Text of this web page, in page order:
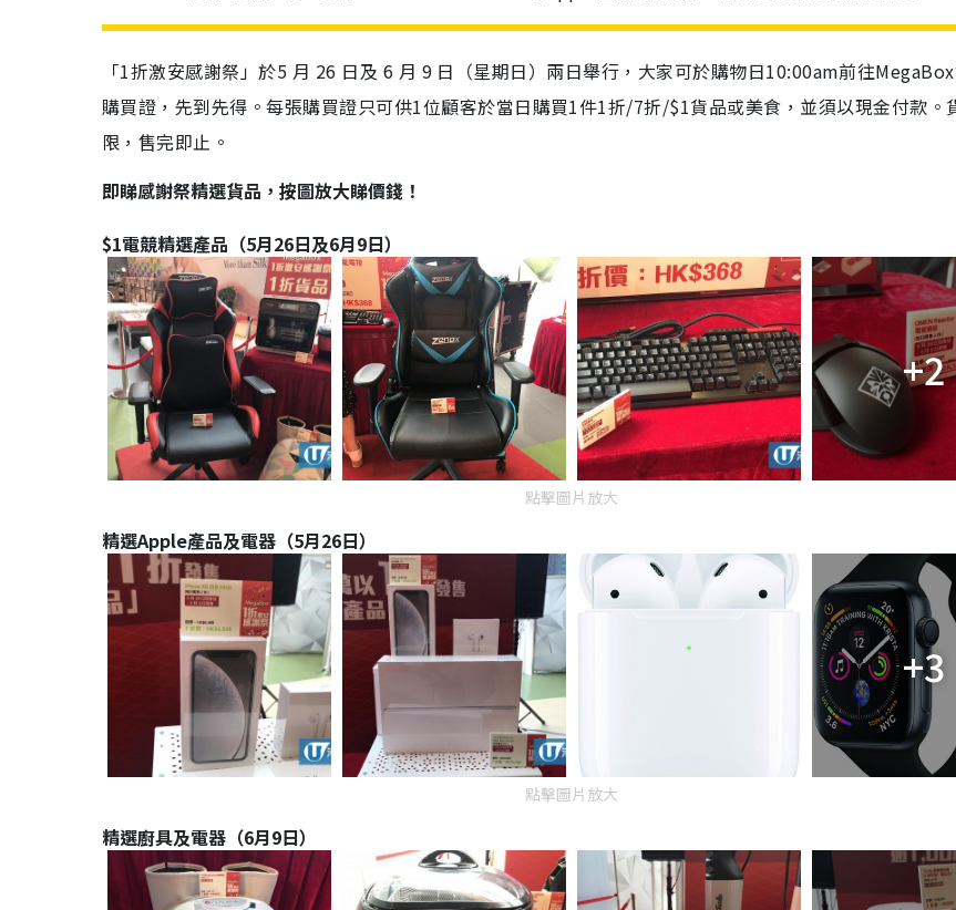
「1折激安感謝祭」於5 月 26 日及 6 月 9 日（星期日）兩日舉行，大家可於購物日10:00am前往
購買證，先到先得。每張購買證只可供1位顧客於當日購買1件1折/7折/$1貨品或美食，並須以現金付款。
限，售完即止。
即睇感謝祭精選貨品，按圖放大睇價錢！
$1電競精選產品（5月26日及6月9日）
+2
點擊圖片放大
精選Apple產品及電器（5月26日）
+3
點擊圖片放大
精選廚具及電器（6月9日）